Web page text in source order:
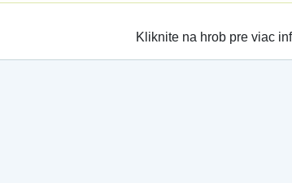
Kliknite na hrob pre viac